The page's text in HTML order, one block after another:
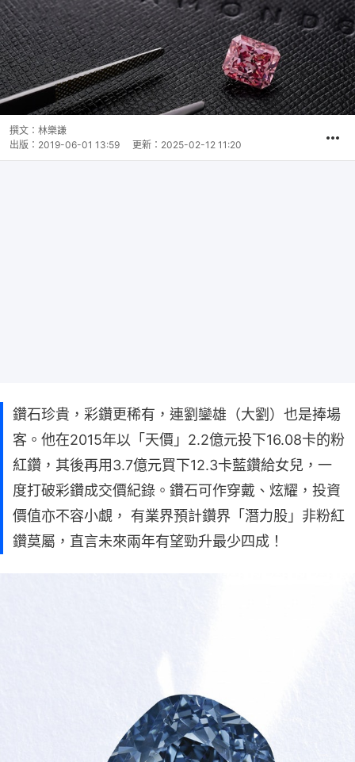
撰文： 林樂謙
出版： 2019-06-01 13:59 更新： 2025-02-12 11:20
鑽石珍貴，彩鑽更稀有，連劉鑾雄（大劉）也是捧場
客。他在2015年以「天價」2.2億元投下16.08卡的粉
紅鑽，其後再用3.7億元買下12.3卡藍鑽給女兒，一
度打破彩鑽成交價紀錄。鑽石可作穿戴、炫耀，投資
價值亦不容小覷， 有業界預計鑽界「潛力股」非粉紅
鑽莫屬，直言未來兩年有望勁升最少四成！